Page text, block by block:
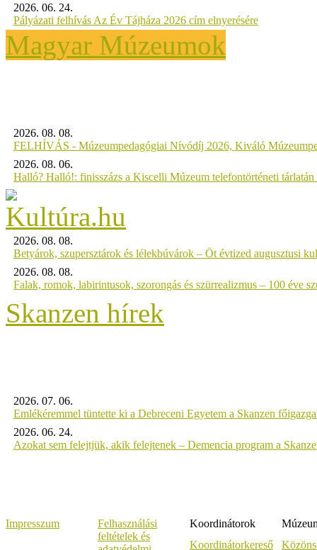
2026. 06. 24.
Pályázati felhívás Az Év Tájháza 2026 cím elnyerésére
Magyar Múzeumok
2026. 08. 08.
FELHÍVÁS - Múzeumpedagógiai Nívódíj 2026, Kiváló
2026. 08. 06.
Halló? Halló!: finisszázs a Kiscelli Múzeum telefontörténeti tárlatán
2026. 08. 08.
Betyárok, szupersztárok és lélekbúvárok – Öt évtized augusztusi
2026. 08. 08.
Falak, romok, labirintusok, szorongás és szürrealizmus – 100 éve
Skanzen hírek
2026. 07. 06.
Emlékéremmel tüntette ki a Debreceni Egyetem a Skanzen
2026. 06. 24.
Azokat sem felejtjük, akik felejtenek – Demencia program a
Impresszum
Felhasználási
feltételek és
Koordinátorok
Koordinátorkereső